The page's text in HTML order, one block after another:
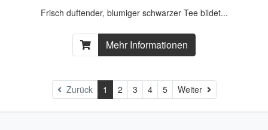
Frisch duftender, blumiger schwarzer Tee bildet...
Mehr Informationen
Zurück 1 2 3 4 5 Weiter Weiter